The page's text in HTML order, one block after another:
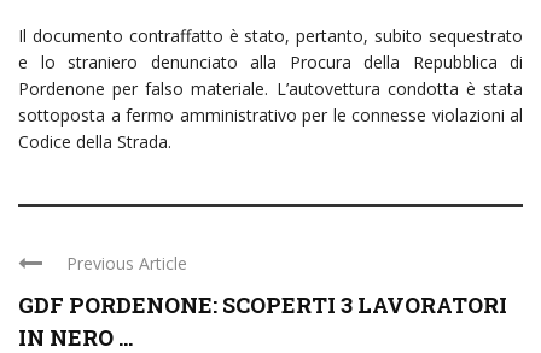
Il documento contraffatto è stato, pertanto, subito sequestrato
e lo straniero denunciato alla Procura della Repubblica di
Pordenone per falso materiale. L’autovettura condotta è stata
sottoposta a fermo amministrativo per le connesse violazioni al
Codice della Strada.
Previous Article
GDF PORDENONE: SCOPERTI 3 LAVORATORI
IN NERO ...